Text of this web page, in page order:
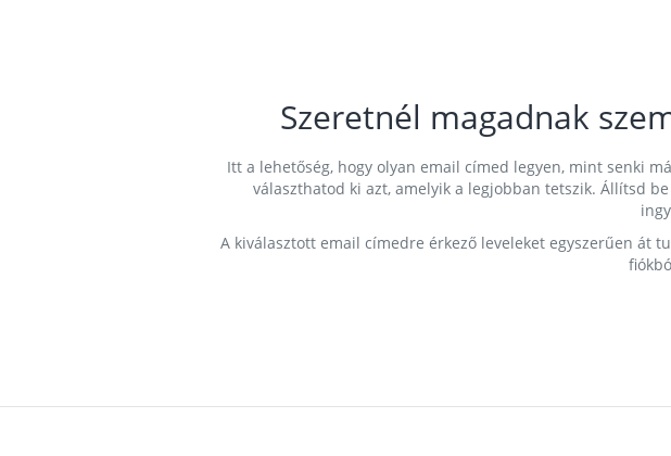
Szeretnél magadnak
Itt a lehetőség, hogy olyan email címed legyen, mint senki
választhatod ki azt, amelyik a legjobban tetszik. Állítsd
A kiválasztott email címedre érkező leveleket egyszerűen át